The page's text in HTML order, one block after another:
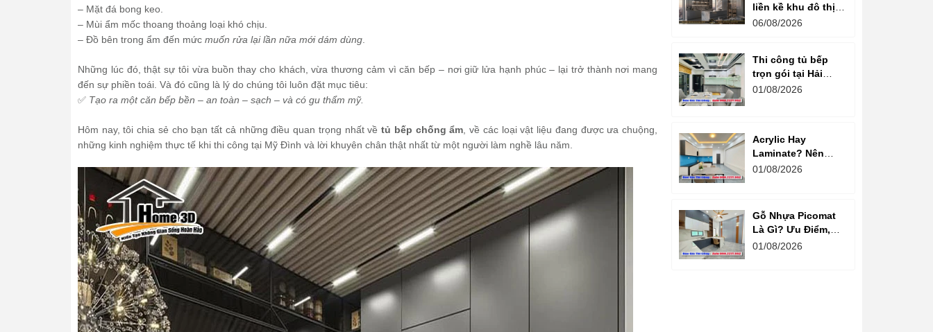
– Mặt đá bong keo.
– Mùi ẩm mốc thoang thoảng loại khó chịu.
– Đồ bên trong ẩm đến mức muốn rửa lại lần nữa mới dám dùng
Những lúc đó, thật sự tôi vừa buồn thay cho khách, vừa thương cảm vì căn bếp – nơi giữ lửa hạnh phúc – lại trở thành nơi mang
đến sự phiền toái. Và đó cũng là lý do chúng tôi luôn đặt mục tiêu:
✅ Tạo ra một căn bếp bền – an toàn – sạch – và có gu thẩm mỹ.
Hôm nay, tôi chia sẻ cho bạn tất cả những điều quan trọng nhất vềtủ bếp chống ẩm , về các loại vật liệu đang được ưa chuộng,
những kinh nghiệm thực tế khi thi công tại Mỹ Đình và lời khuyên chân thật nhất từ một người làm nghề lâu năm.
liền kề khu đô thị
văn phú hà đông
06/08/2026
Thi công tủ bếp
trọn gói tại Hải
Dương cam kết
01/08/2026
Acrylic Hay
Laminate? Nên
Chọn Loại Nào
01/08/2026
Gỗ Nhựa Picomat
Là Gì? Ưu Điểm,
Nhược Điểm Và
01/08/2026